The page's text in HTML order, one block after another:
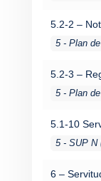
5.2-2 –
5 - Plan
5.2-3 –
5 - Plan
5.1-10
5 - SUP N
6 –